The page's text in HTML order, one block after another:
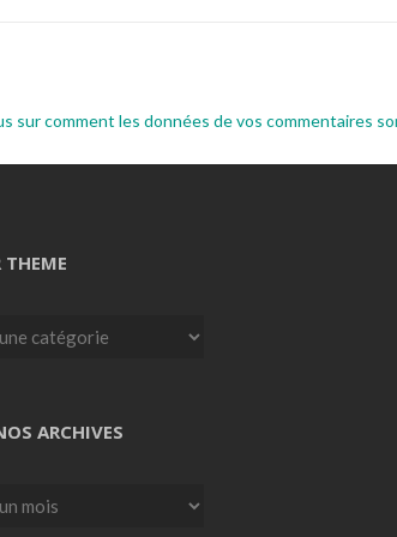
sur comment les données de vos commentaires
THEME
ARCHIVES